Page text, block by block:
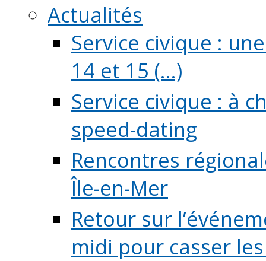
Actualités
Service civique :
14 et 15 (...)
Service civique : à
speed-dating
Rencontres
Île-en-Mer
Retour sur
midi pour casser les